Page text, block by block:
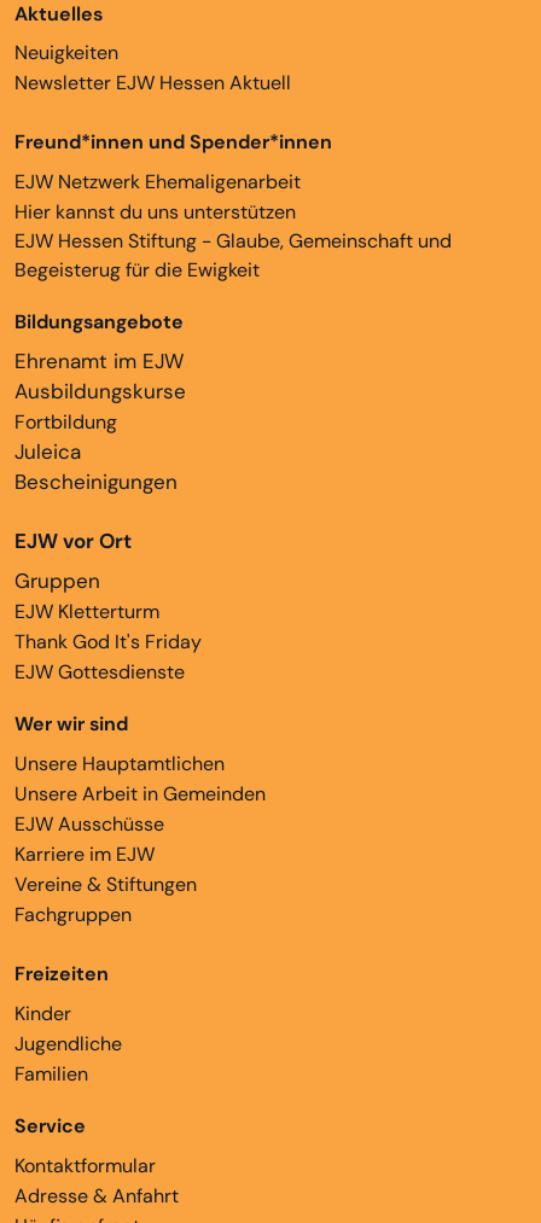
Aktuelles
Neuigkeiten
Newsletter EJW Hessen Aktuell
Freund*innen und Spender*innen
EJW Netzwerk Ehemaligenarbeit
Hier kannst du uns unterstützen
EJW Hessen Stiftung - Glaube, Gemeinschaft und
Begeisterug für die Ewigkeit
Bildungsangebote
Ehrenamt im EJW
Ausbildungskurse
Fortbildung
Juleica
Bescheinigungen
EJW vor Ort
Gruppen
EJW Kletterturm
Thank God It's Friday
EJW Gottesdienste
Wer wir sind
Unsere Hauptamtlichen
Unsere Arbeit in Gemeinden
EJW Ausschüsse
Karriere im EJW
Vereine & Stiftungen
Fachgruppen
Freizeiten
Kinder
Jugendliche
Familien
Service
Kontaktformular
Adresse & Anfahrt